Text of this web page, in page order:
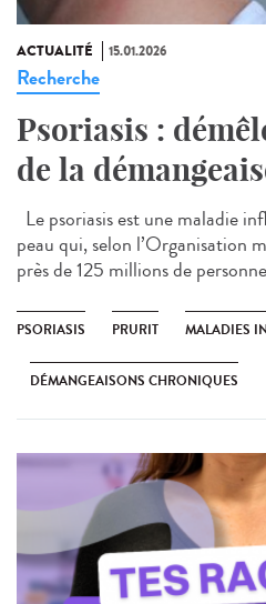
ACTUALITÉ 15.01.2026
Recherche
Psoriasis :
de la
Le psoriasis est une maladie
peau qui, selon l’Organisation
près de 125 millions de
PSORIASIS PRURIT MALADIES
DÉMANGEAISONS CHRONIQUES